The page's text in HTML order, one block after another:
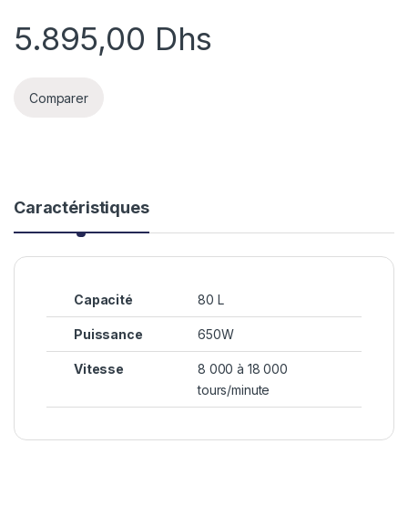
5.895,00 Dhs
Comparer
Caractéristiques
Capacité 80 L
Puissance 650W
Vitesse
8 000 à 18 000
tours/minute